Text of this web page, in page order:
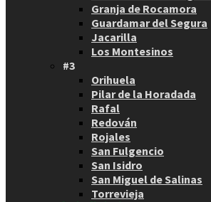
Granja de Rocamora
Guardamar del Segura
Jacarilla
Los Montesinos
#3
Orihuela
Pilar de la Horadada
Rafal
Redován
Rojales
San Fulgencio
San Isidro
San Miguel de Salinas
Torrevieja